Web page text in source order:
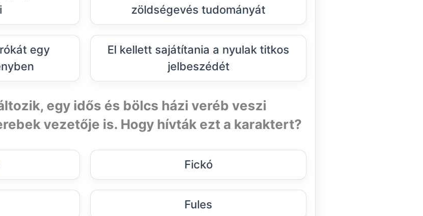
zöldségevés tudományát
egy
El kellett sajátítania a nyulak titkos
jelbeszédét
egy idős és bölcs házi veréb veszi
vezetője is. Hogy hívták ezt a karaktert?
Fickó
Fules